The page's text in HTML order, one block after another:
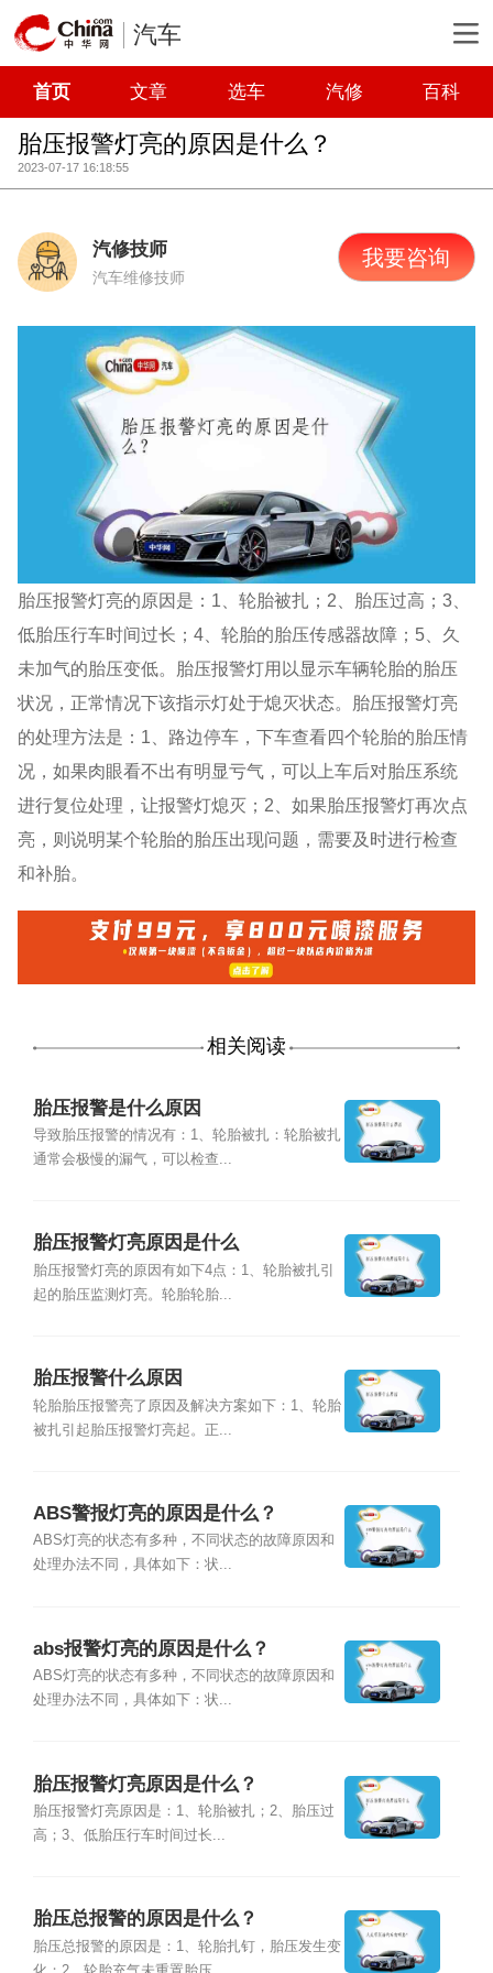
汽车
首页 文章 选车 汽修 百科
胎压报警灯亮的原因是什么？
2023-07-17 16:18:55
汽修技师
汽车维修技师
我要咨询
胎压报警灯亮的原因是：1、轮胎被扎；2、胎压过高；3、
低胎压行车时间过长；4、轮胎的胎压传感器故障；5、久
未加气的胎压变低。胎压报警灯用以显示车辆轮胎的胎压
状况，正常情况下该指示灯处于熄灭状态。胎压报警灯亮
的处理方法是：1、路边停车，下车查看四个轮胎的胎压情
况，如果肉眼看不出有明显亏气，可以上车后对胎压系统
进行复位处理，让报警灯熄灭；2、如果胎压报警灯再次点
亮，则说明某个轮胎的胎压出现问题，需要及时进行检查
和补胎。
相关阅读
胎压报警是什么原因
导致胎压报警的情况有：1、轮胎被扎：轮胎被扎
通常会极慢的漏气，可以检查...
胎压报警灯亮原因是什么
胎压报警灯亮的原因有如下4点：1、轮胎被扎引
起的胎压监测灯亮。轮胎轮胎...
胎压报警什么原因
轮胎胎压报警亮了原因及解决方案如下：1、轮胎
被扎引起胎压报警灯亮起。正...
ABS警报灯亮的原因是什么？
ABS灯亮的状态有多种，不同状态的故障原因和
处理办法不同，具体如下：状...
abs报警灯亮的原因是什么？
ABS灯亮的状态有多种，不同状态的故障原因和
处理办法不同，具体如下：状...
胎压报警灯亮原因是什么？
胎压报警灯亮原因是：1、轮胎被扎；2、胎压过
高；3、低胎压行车时间过长...
胎压总报警的原因是什么？
胎压总报警的原因是：1、轮胎扎钉，胎压发生变